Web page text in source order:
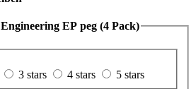
Engineering EP peg (4 Pack)
3 stars 4 stars
5 stars